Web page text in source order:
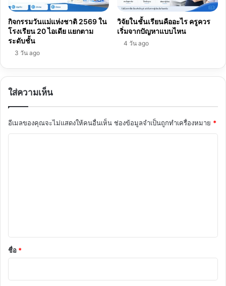
กิจกรรมวันแม่แห่งชาติ 2569 ใน
โรงเรียน 20 ไอเดีย แยกตาม
ระดับชั้น
3 วัน ago
วิจัยในชั้นเรียนคืออะไร ครูควร
เริ่มจากปัญหาแบบไหน
4 วัน ago
ใส่ความเห็น
อีเมลของคุณจะไม่แสดงให้คนอื่นเห็น ช่องข้อมูลจำเป็นถูกทำเครื่องหมาย *
*
ชื่อ *